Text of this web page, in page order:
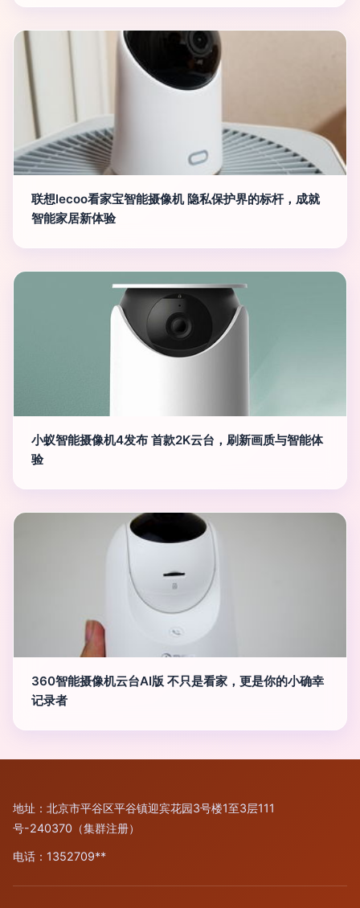
联想lecoo看家宝智能摄像机 隐私保护界的标杆，成就
智能家居新体验
小蚁智能摄像机4发布 首款2K云台，刷新画质与智能体
验
360智能摄像机云台AI版 不只是看家，更是你的小确幸
记录者
地址：北京市平谷区平谷镇迎宾花园3号楼1至3层111
号-240370（集群注册）
电话：1352709**